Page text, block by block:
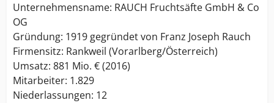
Unternehmensname: RAUCH Fruchtsäfte GmbH & Co
OG
Gründung: 1919 gegründet von Franz Joseph Rauch
Firmensitz: Rankweil (Vorarlberg/Österreich)
Umsatz: 881 Mio. € (2016)
Mitarbeiter: 1.829
Niederlassungen: 12